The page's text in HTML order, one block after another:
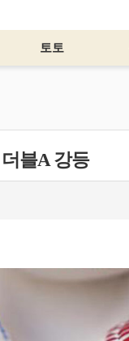
토토
블A 강등